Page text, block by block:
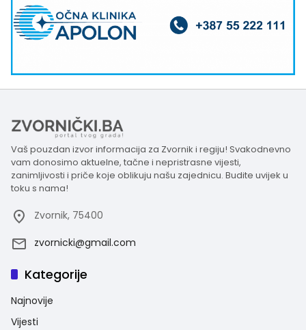
Vaš pouzdan izvor informacija za Zvornik i regiju! Svakodnevno
vam donosimo aktuelne, tačne i nepristrasne vijesti,
zanimljivosti i priče koje oblikuju našu zajednicu. Budite uvijek u
toku s nama!
Zvornik, 75400
zvornicki@gmail.com
Kategorije
Najnovije
Vijesti